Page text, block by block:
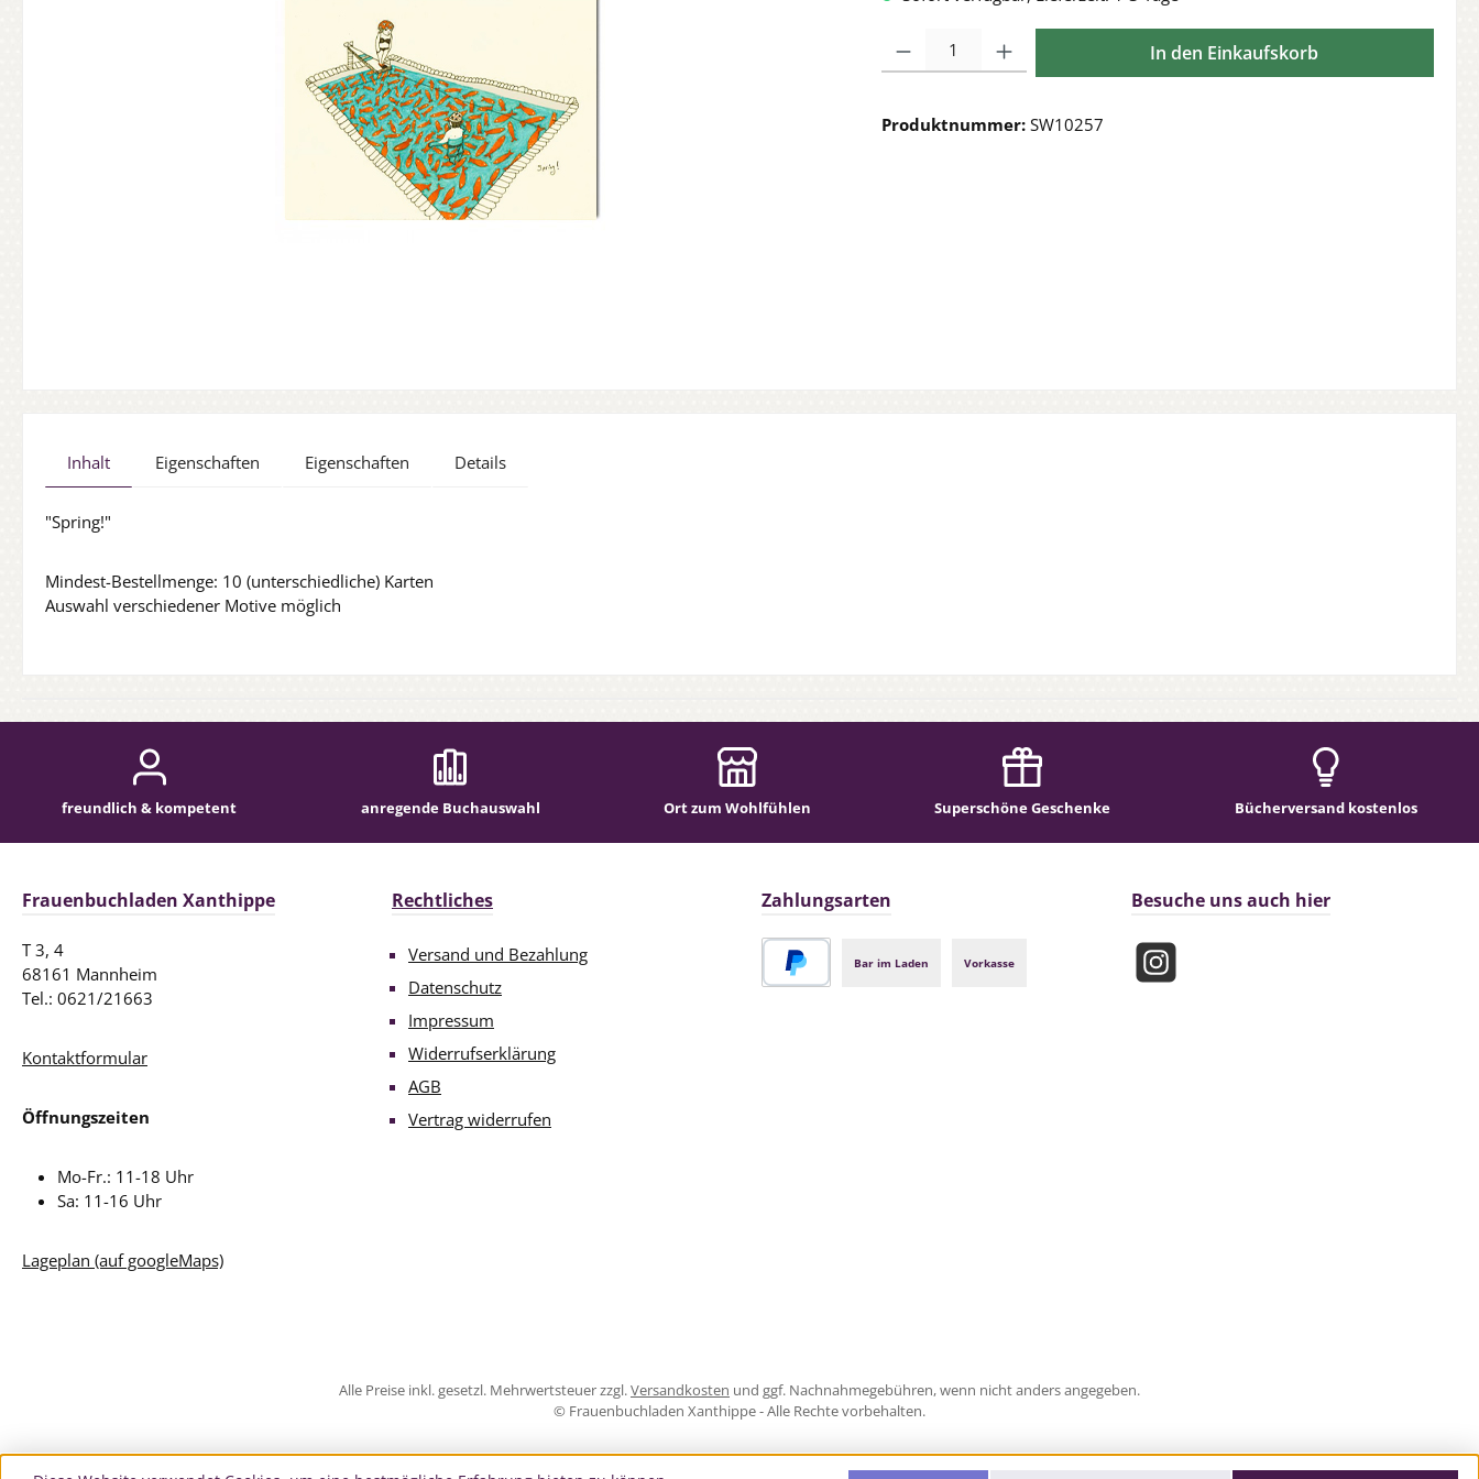
Produkt Anzahl: Gib den gewünschten Wert ein oder benutze die
In den Einkaufskorb
Produktnummer: SW10257
Inhalt Eigenschaften Eigenschaften Details
"Spring!"
Mindest-Bestellmenge: 10 (unterschiedliche) Karten
Auswahl verschiedener Motive möglich
freundlich & kompetent anregende Buchauswahl Ort zum Wohlfühlen Superschöne Geschenke Bücherversand kostenlos
Rechtliches
Versand und Bezahlung
Datenschutz
Impressum
Widerrufserklärung
AGB
Vertrag widerrufen
Zahlungsarten
Vorkasse
Bar im Laden
Besuche uns auch hier
Instagram
Frauenbuchladen Xanthippe
T 3, 4
68161 Mannheim
Tel.: 0621/21663
Kontaktformular
Öffnungszeiten
Mo-Fr.: 11-18 Uhr
Sa: 11-16 Uhr
Lageplan (auf googleMaps)
Alle Preise inkl. gesetzl. Mehrwertsteuer zzgl.Versandkosten und ggf. Nachnahmegebühren, wenn nicht anders angegeben.
© Frauenbuchladen Xanthippe - Alle Rechte vorbehalten.